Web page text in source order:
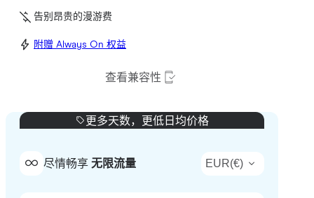
告别昂贵的漫游费
附赠 Always On 权益
查看兼容性
更多天数，更低日均价格
尽情畅享 无限流量 EUR(€)